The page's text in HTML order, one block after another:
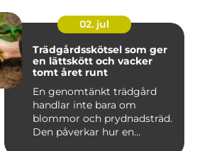
02. jul
Trädgårdsskötsel som ger
en lättskött och vacker
tomt året runt
En genomtänkt trädgård
handlar inte bara om
blommor och prydnadsträd.
Den påverkar hur en